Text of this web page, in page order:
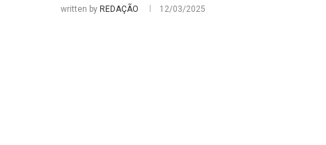
written by REDAÇÃO 12/03/2025